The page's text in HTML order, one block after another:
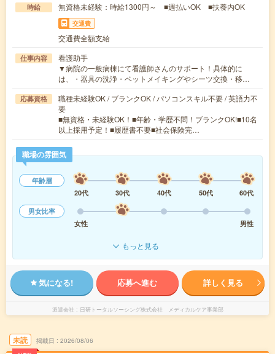
時給 無資格未経験：時給1300円～ ■週払いOK ■扶養内OK
交通費
交通費全額支給
仕事内容
看護助手
▼病院の一般病棟にて看護師さんのサポート！具体的に
は、・器具の洗浄・ベットメイキングやシーツ交換・移…
応募資格
職種未経験OK / ブランクOK / パソコンスキル不要 / 英語力不
要
■無資格・未経験OK！■年齢・学歴不問！ブランクOK!■10名
以上採用予定！■履歴書不要■社会保険完…
職場の雰囲気
年齢層
20代
30代 40代 50代
60代
男女比率
女性
男性
もっと見る
気になる! 応募へ進む 詳しく見る
派遣会社 日研トータルソーシング株式会社 メディカルケア事業部
未読 掲載日 2026/08/06